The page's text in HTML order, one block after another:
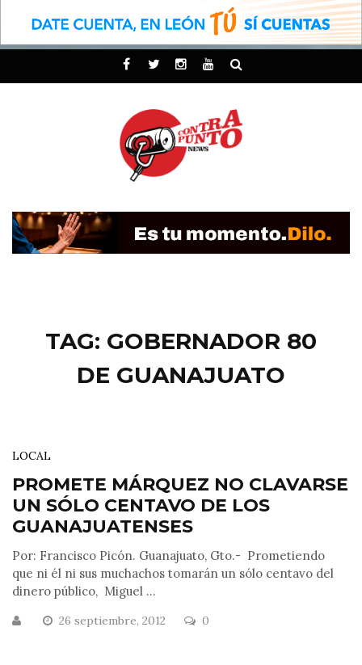
TAG: GOBERNADOR 80
DE GUANAJUATO
LOCAL
PROMETE MÁRQUEZ NO CLAVARSE
UN SÓLO CENTAVO DE LOS
GUANAJUATENSES
Por: Francisco Picón. Guanajuato, Gto.- Prometiendo
que ni él ni sus muchachos tomarán un sólo centavo del
dinero público, Miguel ...
26 septiembre, 2012 0